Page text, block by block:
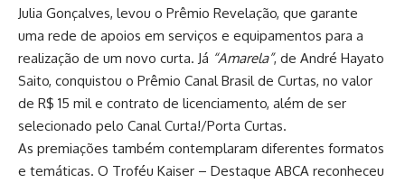
Julia Gonçalves, levou o Prêmio Revelação, que garante
uma rede de apoios em serviços e equipamentos para a
realização de um novo curta. Já “Amarela”, de André Hayato
Saito, conquistou o Prêmio Canal Brasil de Curtas, no valor
de R$ 15 mil e contrato de licenciamento, além de ser
selecionado pelo Canal Curta!/Porta Curtas.
As premiações também contemplaram diferentes formatos
e temáticas. O Troféu Kaiser – Destaque ABCA reconheceu